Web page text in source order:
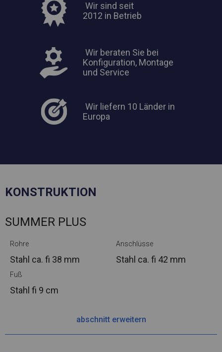
Wir sind seit
2012 in Betrieb
Wir beraten Sie bei
Konfiguration, Montage
und Service
Wir liefern 10 Länder in
Europa
KONSTRUKTION
SUMMER PLUS
Rohre
Stahl ca. fi 38 mm
Anschlüsse
Stahl ca. fi 42 mm
Fuß
Stahl fi 9 cm
abschnitt erweitern